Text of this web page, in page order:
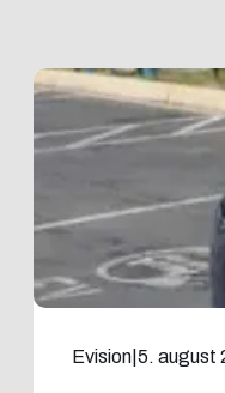
Evision 5. august